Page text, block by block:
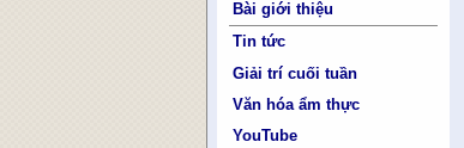
Bài giới thiệu
Tin tức
Giải trí cuối tuần
Văn hóa ẩm thực
YouTube